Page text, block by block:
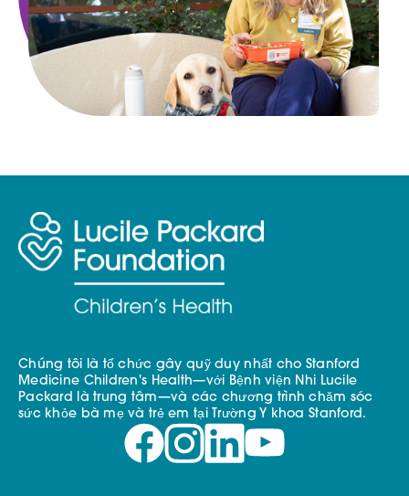
Chúng tôi là tổ chức gây quỹ duy nhất cho Stanford
Medicine Children's Health—với Bệnh viện Nhi Lucile
Packard là trung tâm—và các chương trình chăm sóc
sức khỏe bà mẹ và trẻ em tại Trường Y khoa Stanford.